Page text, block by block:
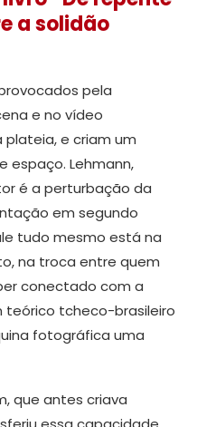
a solidão
pela
e no vídeo
e criam um
espaço. Lehmann,
é a perturbação da
em segundo
tudo mesmo está na
na troca entre quem
conectado com a
teórico tcheco-brasileiro
fotográfica uma
que antes criava